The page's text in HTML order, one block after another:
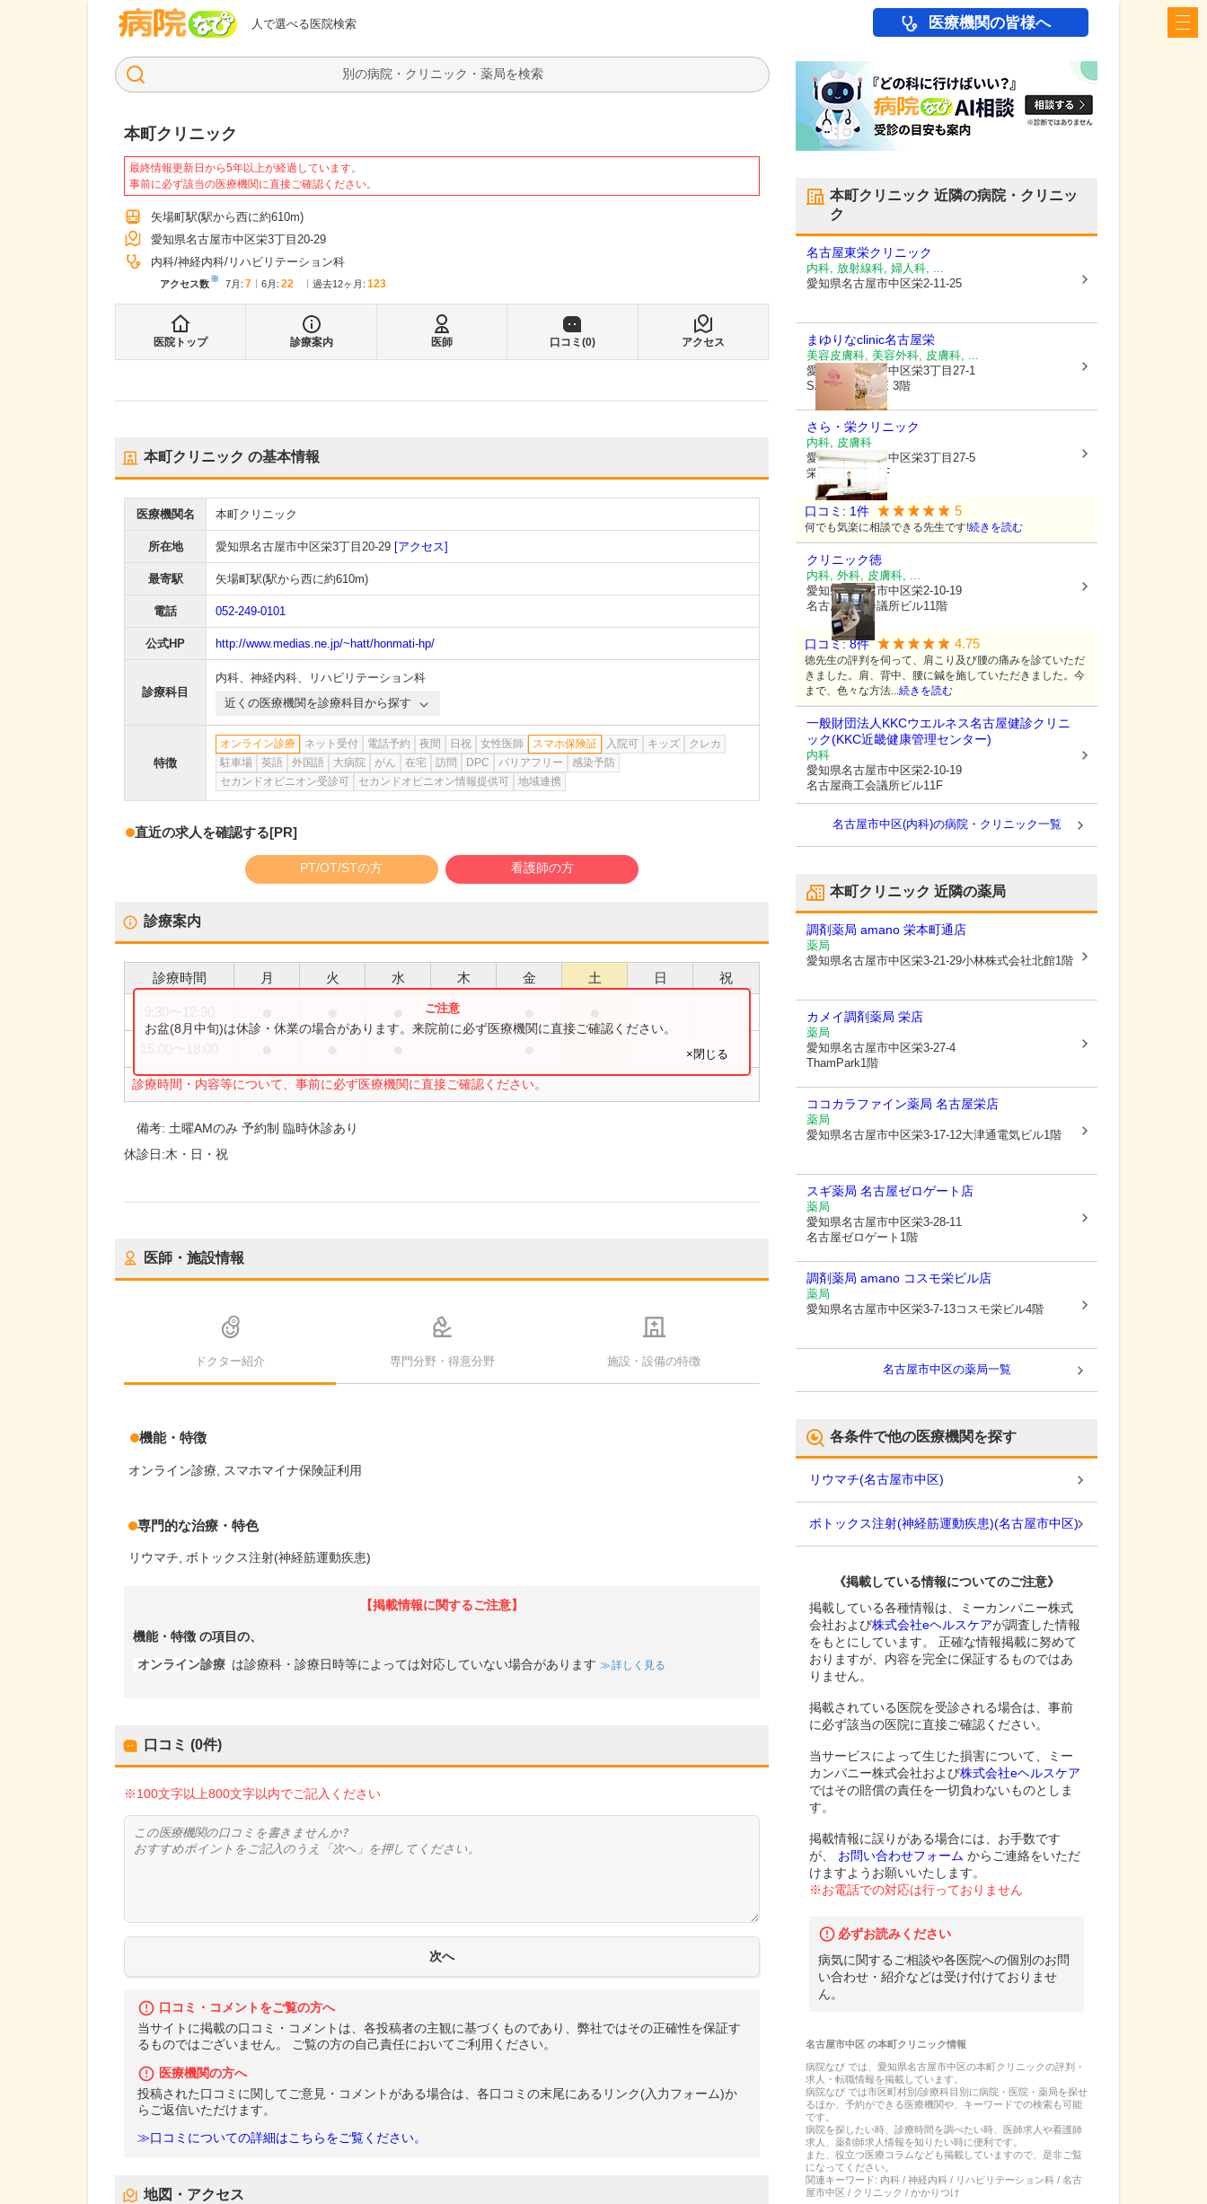
人で選べる医院検索
病院なび 医療機関の皆様へ
検索
本町クリニック
最終情報更新日から5年以上が経過しています。
事前に必ず該当の医療機関に直接ご確認ください。
矢場町駅(駅から西に約610m)
愛知県名古屋市中区栄3丁目20-29
内科 神経内科 リハビリテーション科
アクセス数※ 7月 : 7 6月 : 22 過去12ヶ月: 123
医院トップ 診療案内 医師 口コミ(0) アクセス
本町クリニック の基本情報
医療機関名 本町クリニック
所在地 愛知県名古屋市中区栄3丁目20-29 [アクセス]
最寄駅 矢場町駅(駅から西に約610m)
電話 052-249-0101
公式HP http://www.medias.ne.jp/~hatt/honmati-hp/
診療科目
内科、 神経内科、
リハビリテーション科
近くの医療機関を診療科目から探す
特徴
オンライン診療 ネット受付 電話予約 夜間 日祝 女性医師 スマホ保険証 入院可 キッズ
クレカ
駐車場
英語 外国語 大病院 がん 在宅 訪問 DPC バリアフリー
感染予防
セカンドオピニオン受診可
セカンドオピニオン情報提供可 地域連携
直近の求人を確認する[PR]
PT/OT/STの方 看護師の方
診療案内
診療時間 月 火 水 木 金 土 日 祝
診療時間・内容等について、事前に必ず医療機関に直接ご確認ください。
お盆(8月中旬)は休診・休業の場合があります。来院前に必ず医療機関に直接ご確認ください。
×閉じる
備考: 土曜AMのみ 予約制 臨時休診あり
休診日:木・日・祝
医師・施設情報
ドクター紹介 専門分野・得意分野 施設・設備の特徴
機能・特徴
オンライン診療 スマホマイナ保険証利用
専門的な治療・特色
リウマチ ボトックス注射(神経筋運動疾患)
【掲載情報に関するご注意】
機能・特徴 の項目の、
オンライン診療 は診療科・診療日時等によっては対応していない場合があります 詳しく見る
口コミ (0件)
※100文字以上800文字以内でご記入ください
口コミ・コメントをご覧の方へ
当サイトに掲載の口コミ・コメントは、各投稿者の主観に基づくものであり、弊社ではその正確性を保証す
るものではございません。 ご覧の方の自己責任においてご利用ください。
医療機関の方へ
投稿された口コミに関してご意見・コメントがある場合は、各口コミの末尾にあるリンク(入力フォーム)か
らご返信いただけます。
≫口コミについての詳細はこちらをご覧ください。
地図・アクセス
本町クリニック 近隣の病院・クリニッ
ク
名古屋東栄クリニック
内科, 放射線科, 婦人科, ...
愛知県名古屋市中区栄2-11-25
まゆりなclinic名古屋栄
美容皮膚科, 美容外科, 皮膚科, ...
愛知県名古屋市中区栄3丁目27-1
SAKAE PLACE 3階
さら・栄クリニック
内科, 皮膚科
愛知県名古屋市中区栄3丁目27-5
栄セントビル7F
口コミ: 1件 5
何でも気楽に相談できる先生です!続きを読む
クリニック徳
内科, 外科, 皮膚科, ...
愛知県名古屋市中区栄2-10-19
名古屋商工会議所ビル11階
口コミ:8件 4.75
徳先生の評判を伺って、肩こり及び腰の痛みを診ていただ
きました。肩、背中、腰に鍼を施していただきました。今
まで、色々な方法...続きを読む
一般財団法人 KKCウエルネス名古屋健診クリニ
ック(KKC近畿健康管理センター)
内科
愛知県名古屋市中区栄2-10-19
名古屋商工会議所ビル11F
名古屋市中区(内科)の病院・クリニック一覧
本町クリニック 近隣の薬局
調剤薬局 amano 栄本町通店
薬局
愛知県名古屋市中区栄3-21-29小林株式会社北館1階
カメイ調剤薬局 栄店
薬局
愛知県名古屋市中区栄3-27-4
ThamPark1階
ココカラファイン薬局 名古屋栄店
薬局
愛知県名古屋市中区栄3-17-12大津通電気ビル1階
スギ薬局 名古屋ゼロゲート店
薬局
愛知県名古屋市中区栄3-28-11
名古屋ゼロゲート1階
調剤薬局 amano コスモ栄ビル店
薬局
愛知県名古屋市中区栄3-7-13コスモ栄ビル4階
名古屋市中区の薬局一覧
各条件で他の医療機関を探す
リウマチ(名古屋市中区)
ボトックス注射(神経筋運動疾患)(名古屋市中区)
《掲載している情報についてのご注意》
掲載している各種情報は、ミーカンパニー株式
会社および株式会社eヘルスケアが調査した情報
をもとにしています。 正確な情報掲載に努めて
おりますが、内容を完全に保証するものではあ
りません。
掲載されている医院を受診される場合は、事前
に必ず該当の医院に直接ご確認ください。
当サービスによって生じた損害について、ミー
カンパニー株式会社および株式会社eヘルスケア
ではその賠償の責任を一切負わないものとしま
す。
掲載情報に誤りがある場合には、お手数です
が、
お問い合わせフォーム からご連絡をいただ
けますようお願いいたします。
※お電話での対応は行っておりません
必ずお読みください
病気に関するご相談や各医院への個別のお問
い合わせ・紹介などは受け付けておりませ
ん。
名古屋市中区の本町クリニック情報
病院なび では、 愛知県名古屋市中区の本町クリニックの評判・
求人・転職情報を掲載しています。
病院なび では市区町村別/診療科目別に病院・医院・薬局を探せ
るほか、予約ができる医療機関や、キーワードでの検索も可能
です。
病院を探したい時、診療時間を調べたい時、医師求人や看護師
求人、薬剤師求人情報を知りたい時に便利です。
また、役立つ医療コラムなども掲載していますので、是非ご覧
になってください。
関連キーワード: 内科 / 神経内科 / リハビリテーション科 / 名古
屋市中区 / クリニック / かかりつけ